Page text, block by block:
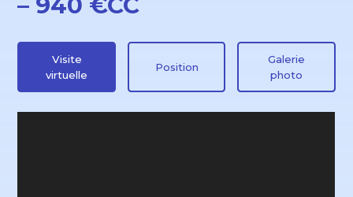
Visite
virtuelle
Position
Galerie
photo